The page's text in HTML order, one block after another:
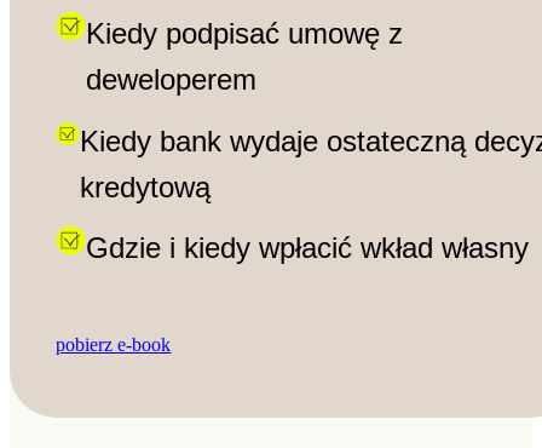
Kiedy podpisać umowę z
deweloperem
Kiedy bank wydaje ostateczną
kredytową
Gdzie i kiedy wpłacić wkład własny
pobierz e-book